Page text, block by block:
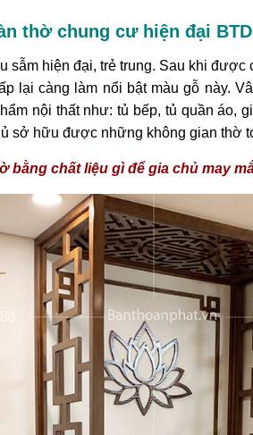
thờ chung cư hiện đại
sẫm hiện đại, trẻ trung. Sau khi
lại càng làm nổi bật màu gỗ này.
nội thất như: tủ bếp, tủ quần áo,
sở hữu được những không gian thờ
bằng chất liệu gì để gia chủ may